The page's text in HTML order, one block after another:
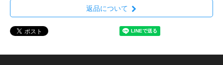
返品について